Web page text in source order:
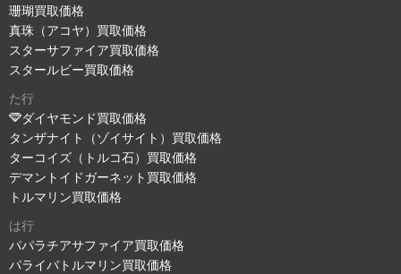
珊瑚買取価格
真珠（アコヤ）買取価格
スターサファイア買取価格
スタールビー買取価格
た行
ダイヤモンド買取価格
タンザナイト（ゾイサイト）買取価格
ターコイズ（トルコ石）買取価格
デマントイドガーネット買取価格
トルマリン買取価格
は行
パパラチアサファイア買取価格
パライバトルマリン買取価格